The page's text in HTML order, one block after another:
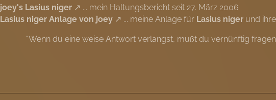
joey's Lasius niger
... mein Haltungsbericht seit 27. März 2006
Lasius niger Anlage von joey
... meine Anlage für Lasius niger und
"Wenn du eine weise Antwort verlangst, mußt du vernünftig